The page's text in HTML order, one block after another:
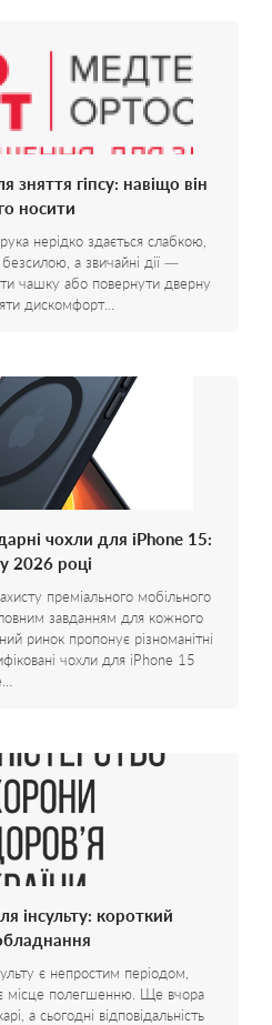
зняття гіпсу: навіщо він
носити
нерідко здається слабкою,
а звичайні дії —
чашку або повернути дверну
дискомфорт…
чохли для iPhone 15:
2026 році
преміального мобільного
завданням для кожного
ринок пропонує різноманітні
чохли для iPhone 15
інсульту: короткий
є непростим періодом,
місце полегшенню. Ще вчора
а сьогодні відповідальність